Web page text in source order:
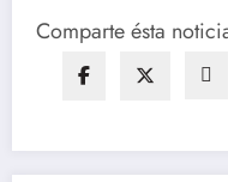
Comparte ésta